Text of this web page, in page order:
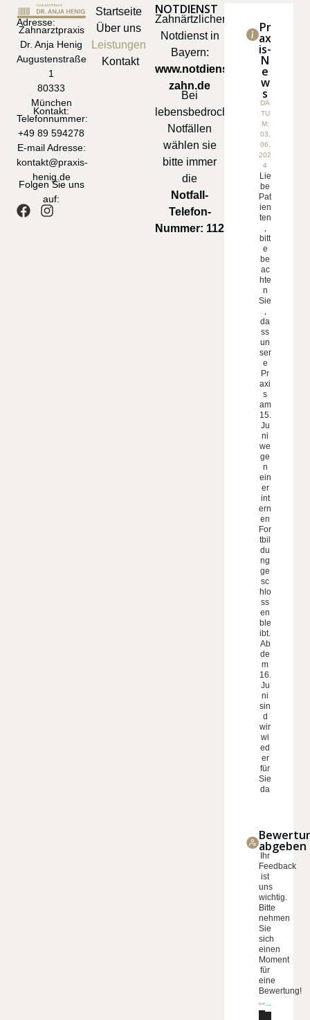
Adresse:
Zahnarztpraxis
Dr. Anja Henig
Augustenstraße
1
80333
München
Kontakt:
Telefonnummer:
+49 89 594278
E-mail Adresse:
kontakt@praxis-
henig.de
Folgen Sie uns
auf:
Startseite
Über uns
Leistungen
Kontakt
NOTDIENST
Zahnärtzlicher
Notdienst in
Bayern:
www.notdienst-
zahn.de
Bei
lebensbedrochlichen
Notfällen
wählen sie
bitte immer
die
Notfall-
Telefon-
Nummer: 112
Pr
ax
is-
N
e
w
s​
DA
TU
M:
03.
06.
202
4
Lie
be
Pat
ien
ten
bitt
e
be
ac
hte
n
Sie
da
ss
un
ser
e
Pr
axi
s
am
15.
Ju
ni
we
ge
n
ein
er
int
ern
en
For
tbil
du
ng
ge
sc
hlo
ss
en
ble
ibt.
Ab
de
m
16.
Ju
ni
sin
d
wir
wi
ed
er
für
Sie
da
abgeben
Ihr
Feedback
ist
uns
wichtig.
Bitte
nehmen
Sie
sich
einen
Moment
für
eine
Bewertung!